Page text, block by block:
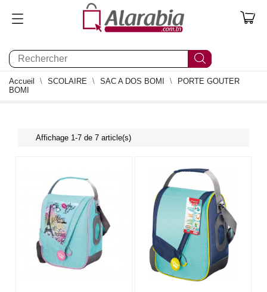
0
Accueil SCOLAIRE SAC A DOS BOMI
PORTE GOUTER
BOMI
Affichage 1-7 de 7 article(s)